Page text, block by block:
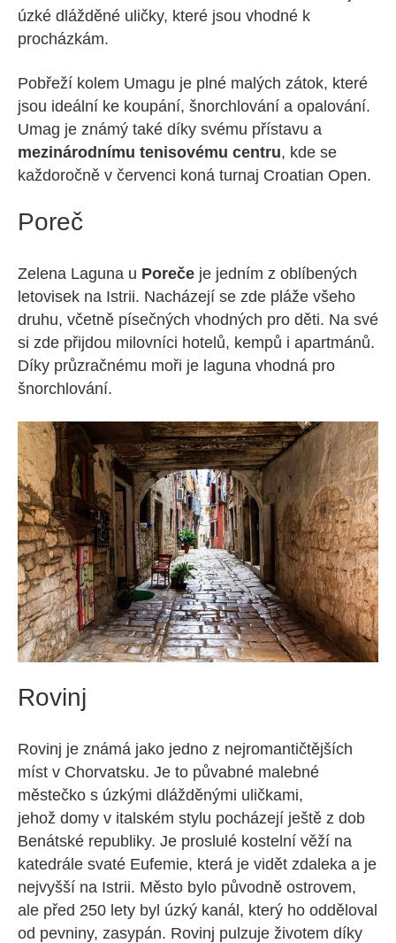
úzké dlážděné uličky, které jsou vhodné k
procházkám.
Pobřeží kolem Umagu je plné malých zátok, které
jsou ideální ke koupání, šnorchlování a opalování.
Umag je známý také díky svému přístavu a
mezinárodnímu tenisovému centru, kde se
každoročně v červenci koná turnaj Croatian Open.
Poreč
Zelena Laguna u Poreče je jedním z oblíbených
letovisek na Istrii. Nacházejí se zde pláže všeho
druhu, včetně písečných vhodných pro děti. Na své
si zde přijdou milovníci hotelů, kempů i apartmánů.
Díky průzračnému moři je laguna vhodná pro
šnorchlování.
Rovinj
Rovinj je známá jako jedno z nejromantičtějších
míst v Chorvatsku. Je to půvabné malebné
městečko s úzkými dlážděnými uličkami,
jehož domy v italském stylu pocházejí ještě z dob
Benátské republiky. Je proslulé kostelní věží na
katedrále svaté Eufemie, která je vidět zdaleka a je
nejvyšší na Istrii. Město bylo původně ostrovem,
ale před 250 lety byl úzký kanál, který ho odděloval
od pevniny, zasypán. Rovinj pulzuje životem díky